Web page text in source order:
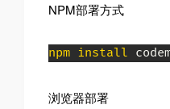
NPM部署方式
npm install
浏览器部署